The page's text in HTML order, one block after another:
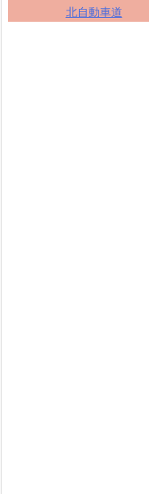
北自動車道